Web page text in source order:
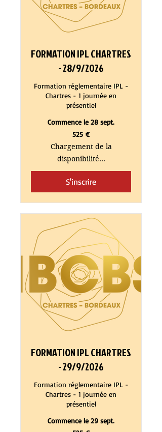
FORMATION IPL CHARTRES
- 28/9/2026
Formation réglementaire IPL -
Chartres - 1 journée en
présentiel
Commence le 28 sept.
525 €
Chargement de la
disponibilité...
S'inscrire
FORMATION IPL CHARTRES
- 29/9/2026
Formation réglementaire IPL -
Chartres - 1 journée en
présentiel
Commence le 29 sept.